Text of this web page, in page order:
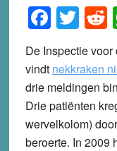
De Inspectie
vindt nekkraken
drie meldingen
Drie patiënten
wervelkolom)
beroerte. In 2009